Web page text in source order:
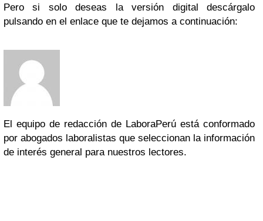
Pero si solo deseas la versión digital descárgalo
pulsando en el enlace que te dejamos a continuación:
El equipo de redacción de LaboraPerú está conformado
por abogados laboralistas que seleccionan la información
de interés general para nuestros lectores.